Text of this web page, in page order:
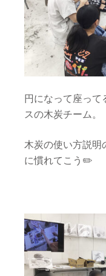
円になって座っ
スの木炭チーム。
木炭の使い方説明
に慣れてこう✏️